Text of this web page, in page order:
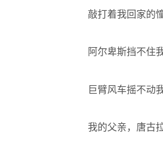
敲打着我回家的
阿尔卑斯挡不住
巨臂风车摇不动
我的父亲，唐古拉